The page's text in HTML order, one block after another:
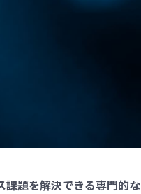
課題を解決できる専門的な